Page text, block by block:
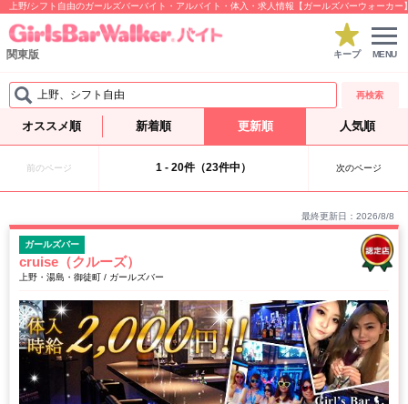
上野/シフト自由のガールズバーバイト・アルバイト・体入・求人情報【ガールズバーウォーカー
関東版 キープ MENU
上野、シフト自由 再検索
オススメ順 新着順 更新順 人気順
前のページ 1 - 20件（23件中） 次のページ
最終更新日：2026/8/8
ガールズバー
cruise（クルーズ）
上野・湯島・御徒町 / ガールズバー